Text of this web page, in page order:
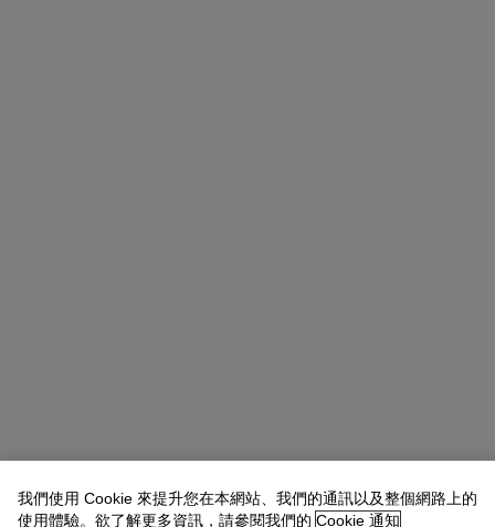
Alexandre Bigler SVP, Head of Watches, Asia Pacific
我們使用 Cookie 來提升您在本網站、我們的通訊以及整個網路上的
使用體驗。欲了解更多資訊，請參閱我們的 Cookie 通知